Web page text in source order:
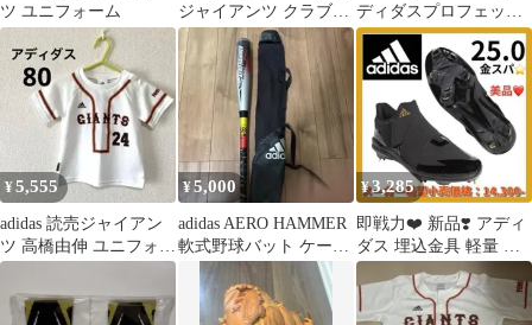
ツ ユニフォーム
ジャイアンツ クラブ
G-po ユニフォーム
ディダスプロフェッシ
ョナル Tシャツ
¥5,555
adidas 読売ジャイアン
ツ 高橋由伸 ユニフォー
ム 80㎝ ベビー キッ
¥5,000
adidas AERO HAMMER
軟式野球バット ケース
付き
¥3,285
即戦力❤️ 新品❣️ アディ
ダス 埋込金具 軽量 フ
ィット ダブルベルト 金
スパ